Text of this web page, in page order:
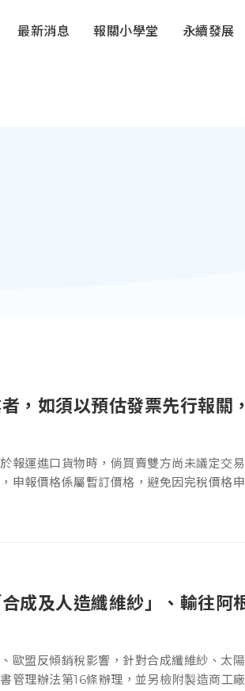
最新消息 報關小學堂 永續發展
，如須以預估發票先行報關
報運進口貨物時，倘買賣雙方尚未議定交
申報價格係屬暫訂價格，避免因完稅價格
成及人造纖維紗」、輸往阿
地證明書相關規定
歐盟反傾銷稅影響，針對合成纖維紗、太
管理辦法第16條辦理，並另檢附製造商工